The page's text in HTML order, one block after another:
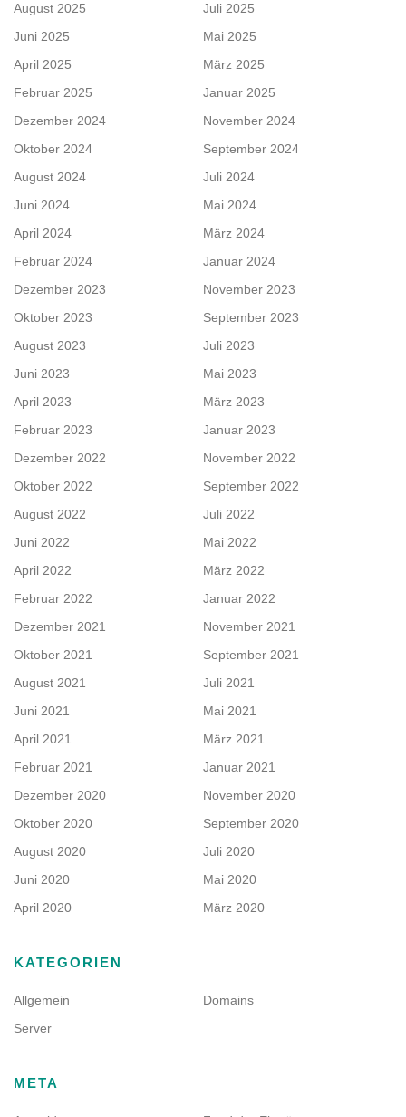
August 2025
Juli 2025
Juni 2025
Mai 2025
April 2025
März 2025
Februar 2025
Januar 2025
Dezember 2024
November 2024
Oktober 2024
September 2024
August 2024
Juli 2024
Juni 2024
Mai 2024
April 2024
März 2024
Februar 2024
Januar 2024
Dezember 2023
November 2023
Oktober 2023
September 2023
August 2023
Juli 2023
Juni 2023
Mai 2023
April 2023
März 2023
Februar 2023
Januar 2023
Dezember 2022
November 2022
Oktober 2022
September 2022
August 2022
Juli 2022
Juni 2022
Mai 2022
April 2022
März 2022
Februar 2022
Januar 2022
Dezember 2021
November 2021
Oktober 2021
September 2021
August 2021
Juli 2021
Juni 2021
Mai 2021
April 2021
März 2021
Februar 2021
Januar 2021
Dezember 2020
November 2020
Oktober 2020
September 2020
August 2020
Juli 2020
Juni 2020
Mai 2020
April 2020
März 2020
KATEGORIEN
Allgemein
Domains
Server
META